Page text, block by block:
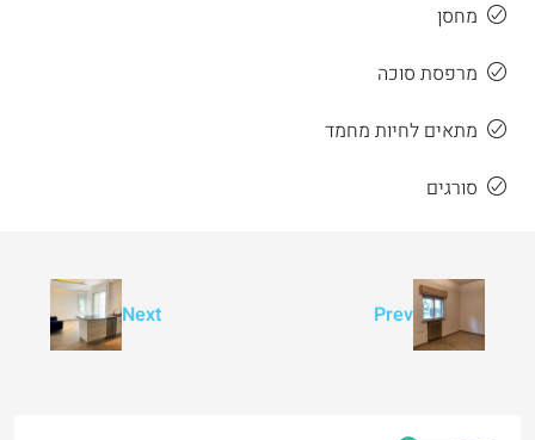
מחסן
מרפסת סוכה
מתאים לחיות מחמד
סורגים
Prev
Next